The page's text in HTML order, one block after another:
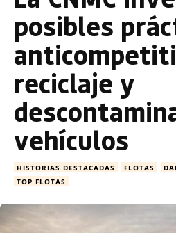
posibles
reciclaje y
vehículos
HISTORIAS DESTACADAS FLOTAS
TOP FLOTAS